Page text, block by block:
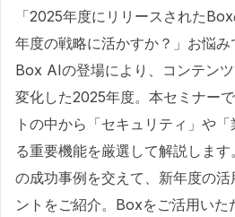
「2025年度にリリースされた
年度の戦略に活かすか？」お悩み
Box AIの登場により、コンテン
変化した2025年度。本セミナー
トの中から「セキュリティ」や
る重要機能を厳選して解説しま
の成功事例を交えて、新年度の
ントをご紹介。Boxをご活用い